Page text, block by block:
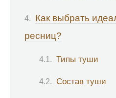
Как выбрать
ресниц?
Типы туши
Состав туши